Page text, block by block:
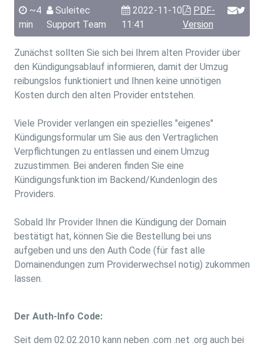
~4
min
Suleitec
Support Team
2022-11-10
11:41
PDF-
Version
Zunächst sollten Sie sich bei Ihrem alten Provider über
den Kündigungsablauf informieren, damit der Umzug
reibungslos funktioniert und Ihnen keine unnötigen
Kosten durch den alten Provider entstehen.
Viele Provider verlangen ein spezielles "eigenes"
Kündigungsformular um Sie aus den Vertraglichen
Verpflichtungen zu entlassen und einem Umzug
zuzustimmen. Bei anderen finden Sie eine
Kündigungsfunktion im Backend/Kundenlogin des
Providers.
Sobald Ihr Provider Ihnen die Kündigung der Domain
bestätigt hat, können Sie die Bestellung bei uns
aufgeben und uns den Auth Code (für fast alle
Domainendungen zum Providerwechsel notig) zukommen
lassen.
Der Auth-Info Code:
Seit dem 02.02.2010 kann neben .com .net .org auch bei